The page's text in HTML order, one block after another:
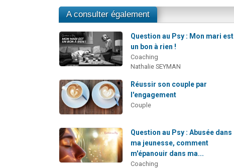
A consulter également
Question au Psy : Mon mari est
un bon à rien !
Coaching
Nathalie SEYMAN
Réussir son couple par
l'engagement
Couple
Question au Psy : Abusée dans
ma jeunesse, comment
m'épanouir dans ma...
Coaching